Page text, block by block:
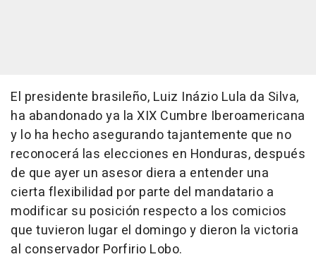
El presidente brasileño, Luiz Inázio Lula da Silva,
ha abandonado ya la XIX Cumbre Iberoamericana
y lo ha hecho asegurando tajantemente que no
reconocerá las elecciones en Honduras, después
de que ayer un asesor diera a entender una
cierta flexibilidad por parte del mandatario a
modificar su posición respecto a los comicios
que tuvieron lugar el domingo y dieron la victoria
al conservador Porfirio Lobo.